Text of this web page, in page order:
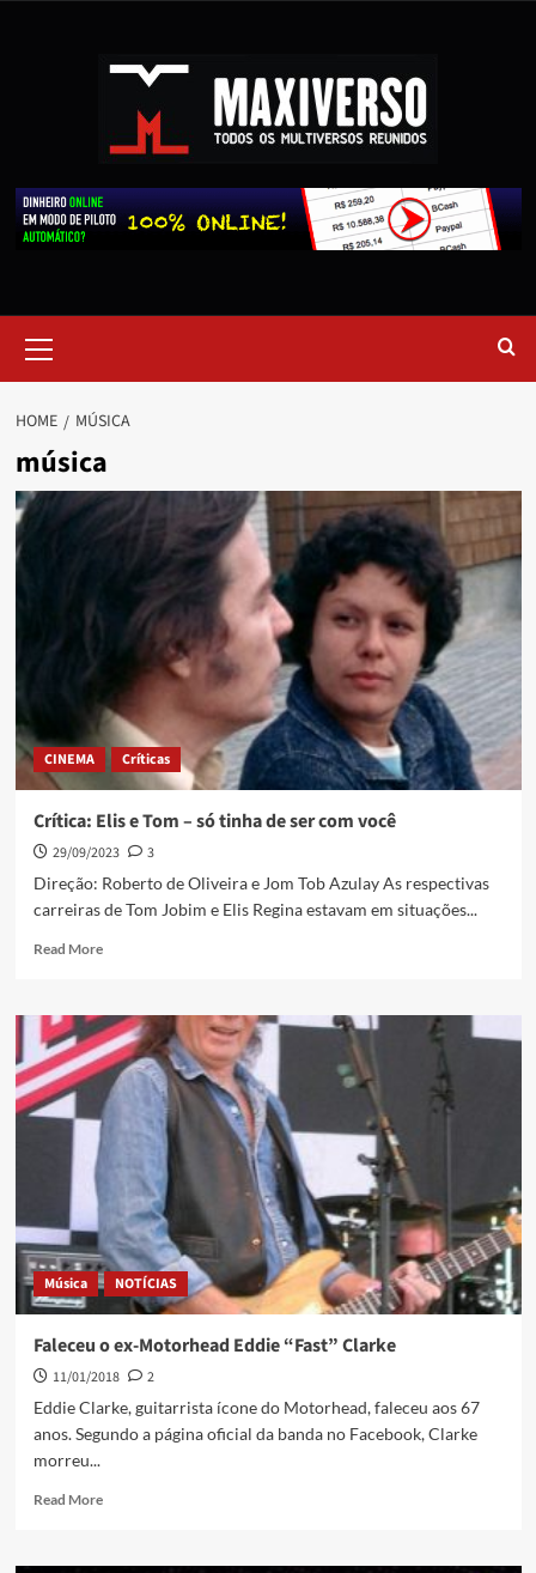
HOME MÚSICA
música
CINEMA Críticas
Crítica: Elis e Tom – só tinha de ser com você
29/09/2023
3
Direção: Roberto de Oliveira e Jom Tob Azulay As respectivas
carreiras de Tom Jobim e Elis Regina estavam em situações...
Read More
Música NOTÍCIAS
Faleceu o ex-Motorhead Eddie “Fast” Clarke
11/01/2018
2
Eddie Clarke, guitarrista ícone do Motorhead, faleceu aos 67
anos. Segundo a página oficial da banda no Facebook, Clarke
morreu...
Read More